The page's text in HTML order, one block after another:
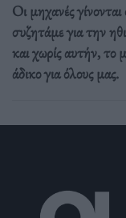
Οι μηχανές
συζητάμε για την
και χωρίς αυτήν, το
άδικο για όλους μας.